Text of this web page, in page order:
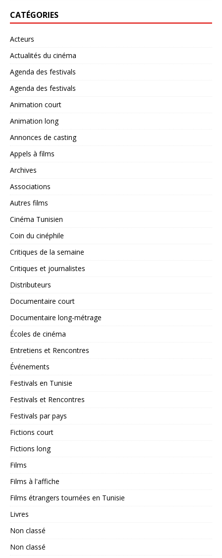
CATÉGORIES
Acteurs
Actualités du cinéma
Agenda des festivals
Agenda des festivals
Animation court
Animation long
Annonces de casting
Appels à films
Archives
Associations
Autres films
Cinéma Tunisien
Coin du cinéphile
Critiques de la semaine
Critiques et journalistes
Distributeurs
Documentaire court
Documentaire long-métrage
Écoles de cinéma
Entretiens et Rencontres
Événements
Festivals en Tunisie
Festivals et Rencontres
Festivals par pays
Fictions court
Fictions long
Films
Films à l'affiche
Films étrangers tournées en Tunisie
Livres
Non classé
Non classé